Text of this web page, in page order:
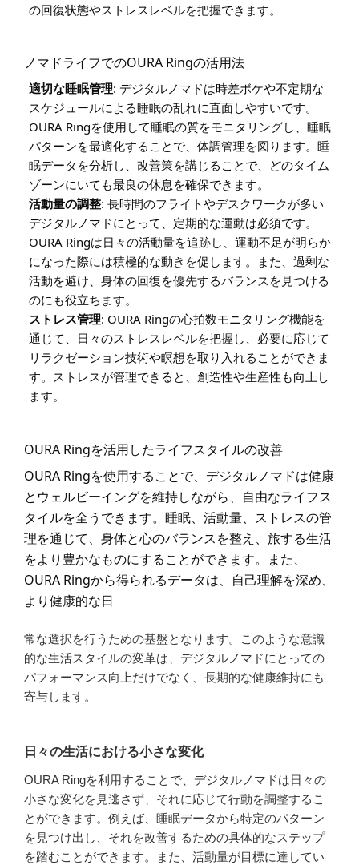
の回復状態やストレスレベルを把握できます。
ノマドライフでのOURA Ringの活用法
適切な睡眠管理: デジタルノマドは時差ボケや不定期な
スケジュールによる睡眠の乱れに直面しやすいです。
OURA Ringを使用して睡眠の質をモニタリングし、睡眠
パターンを最適化することで、体調管理を図ります。睡
眠データを分析し、改善策を講じることで、どのタイム
ゾーンにいても最良の休息を確保できます。
活動量の調整: 長時間のフライトやデスクワークが多い
デジタルノマドにとって、定期的な運動は必須です。
OURA Ringは日々の活動量を追跡し、運動不足が明らか
になった際には積極的な動きを促します。また、過剰な
活動を避け、身体の回復を優先するバランスを見つける
のにも役立ちます。
ストレス管理: OURA Ringの心拍数モニタリング機能を
通じて、日々のストレスレベルを把握し、必要に応じて
リラクゼーション技術や瞑想を取り入れることができま
す。ストレスが管理できると、創造性や生産性も向上し
ます。
OURA Ringを活用したライフスタイルの改善
OURA Ringを使用することで、デジタルノマドは健康
とウェルビーイングを維持しながら、自由なライフス
タイルを全うできます。睡眠、活動量、ストレスの管
理を通じて、身体と心のバランスを整え、旅する生活
をより豊かなものにすることができます。また、
OURA Ringから得られるデータは、自己理解を深め、
より健康的な日
常な選択を行うための基盤となります。このような意識
的な生活スタイルの変革は、デジタルノマドにとっての
パフォーマンス向上だけでなく、長期的な健康維持にも
寄与します。
日々の生活における小さな変化
OURA Ringを利用することで、デジタルノマドは日々の
小さな変化を見逃さず、それに応じて行動を調整するこ
とができます。例えば、睡眠データから特定のパターン
を見つけ出し、それを改善するための具体的なステップ
を踏むことができます。また、活動量が目標に達してい